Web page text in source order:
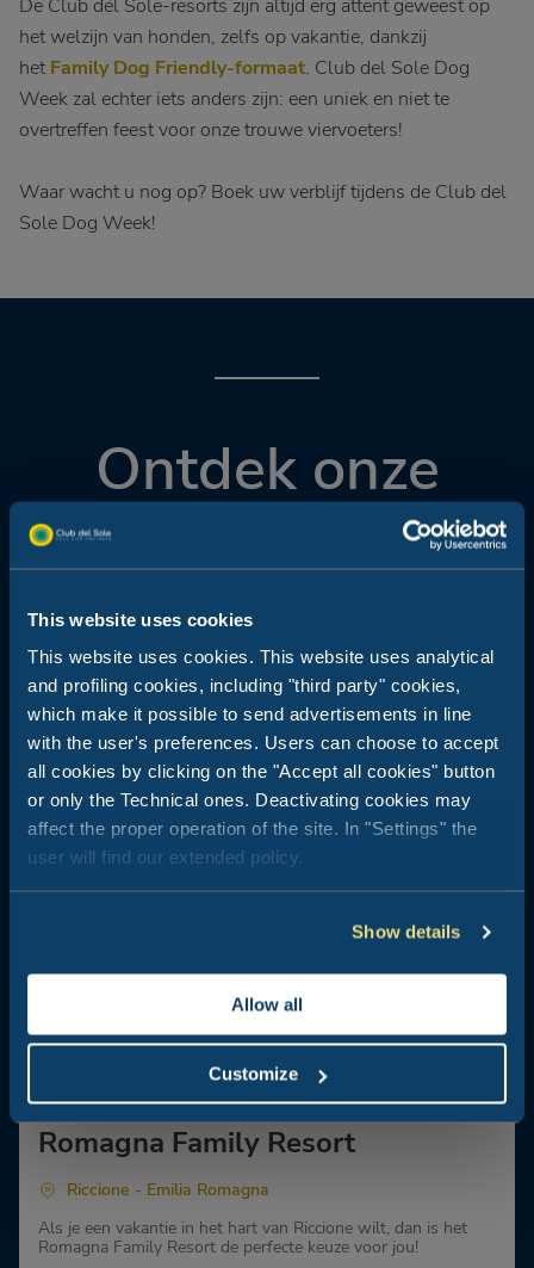
This website uses cookies
This website uses cookies. This website uses analytical
and profiling cookies, including "third party" cookies,
which make it possible to send advertisements in line
with the user's preferences. Users can choose to accept
all cookies by clicking on the "Accept all cookies" button
or only the Technical ones. Deactivating cookies may
affect the proper operation of the site. In "Settings" the
user will find our extended policy.
Show details
Allow all
Customize
De Club del Sole-resorts zijn altijd erg attent geweest op
het welzijn van honden, zelfs op vakantie, dankzij
hetFamily Dog Friendly-formaat. Club del Sole Dog
Week zal echter iets anders zijn: een uniek en niet te
overtreffen feest voor onze trouwe viervoeters!
Waar wacht u nog op? Boek uw verblijf tijdens de Club del
Sole Dog Week!
Ontdek onze
vakantiedorpen
Heeft dit artikel je interesse gewekt? Waar wacht je nog op, kom
en ontdek onze vakantiedorpen
Romagna Family Resort
Riccione - Emilia Romagna
Als je een vakantie in het hart van Riccione wilt, dan is het
Romagna Family Resort de perfecte keuze voor jou!